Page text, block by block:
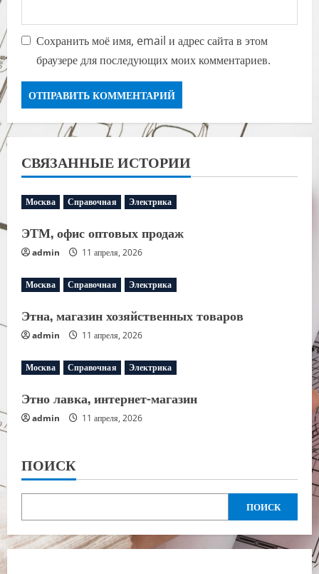
Сохранить моё имя, email и адрес сайта в этом
браузере для последующих моих комментариев.
СВЯЗАННЫЕ ИСТОРИИ
Москва Справочная Электрика
ЭТМ, офис оптовых продаж
admin 11 апреля, 2026
Москва Справочная Электрика
Этна, магазин хозяйственных товаров
admin 11 апреля, 2026
Москва Справочная Электрика
Этно лавка, интернет-магазин
admin 11 апреля, 2026
ПОИСК
ПОИСК